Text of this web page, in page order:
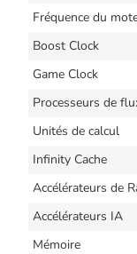
Fréquence du
Boost Clock
Game Clock
Processeurs de
Unités de calcul
Infinity Cache
Accélérateurs de
Accélérateurs IA
Mémoire